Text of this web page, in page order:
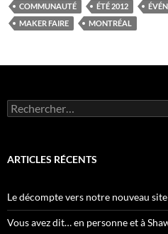
COMMUNAUTÉ ÉTÉ 2012
MAKER FAIRE
MONTRÉAL
Rechercher :
ARTICLES RÉCENTS
Le décompte vers notre nouveau
Vous avez dit… en personne et à